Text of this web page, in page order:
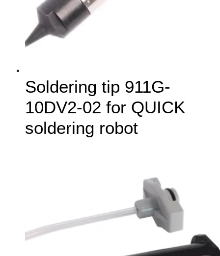
Soldering tip 911G-
10DV2-02 for QUICK
soldering robot